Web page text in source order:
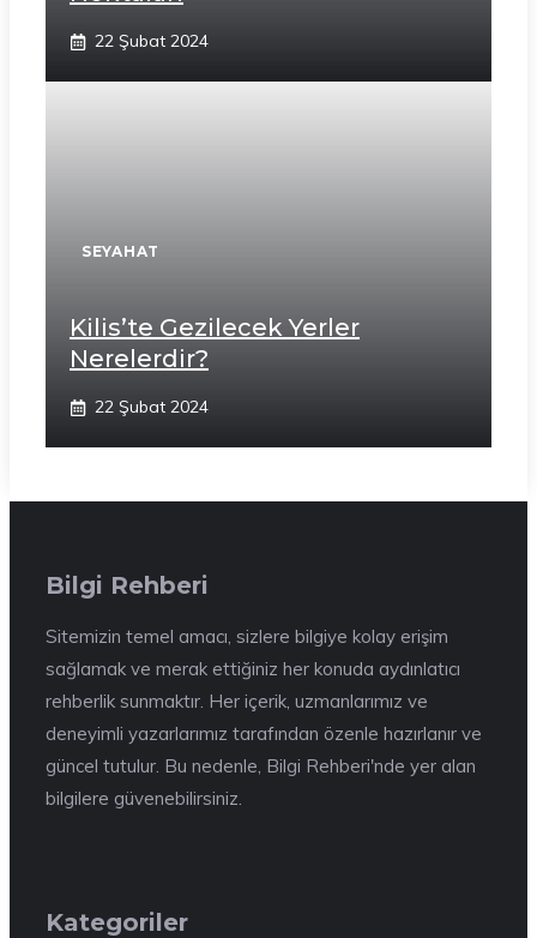
22 Şubat 2024
SEYAHAT
Kilis’te Gezilecek Yerler
Nerelerdir?
22 Şubat 2024
Bilgi Rehberi
Sitemizin temel amacı, sizlere bilgiye kolay erişim
sağlamak ve merak ettiğiniz her konuda aydınlatıcı
rehberlik sunmaktır. Her içerik, uzmanlarımız ve
deneyimli yazarlarımız tarafından özenle hazırlanır ve
güncel tutulur. Bu nedenle, Bilgi Rehberi'nde yer alan
bilgilere güvenebilirsiniz.
Kategoriler